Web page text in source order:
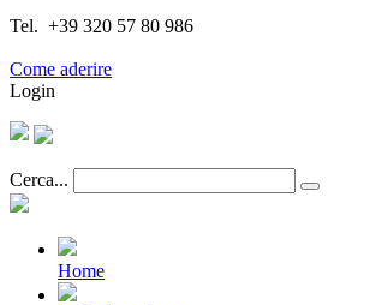
Tel. +39 320 57 80 986
Come aderire
Login
Cerca...
Home